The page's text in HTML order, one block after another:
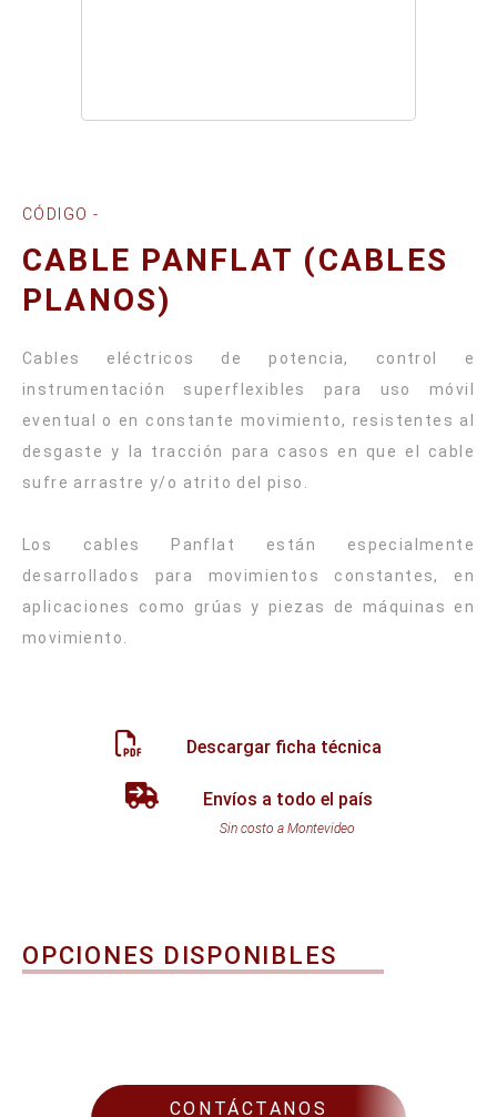
CÓDIGO -
CABLE PANFLAT (CABLES
PLANOS)
Cables eléctricos de potencia, control e
instrumentación superflexibles para uso móvil
eventual o en constante movimiento, resistentes al
desgaste y la tracción para casos en que el cable
sufre arrastre y/o atrito del piso.
Los cables Panflat están especialmente
desarrollados para movimientos constantes, en
aplicaciones como grúas y piezas de máquinas en
movimiento.
Descargar ficha técnica
Envíos a todo el país
Sin costo a Montevideo
OPCIONES DISPONIBLES
CONTÁCTANOS